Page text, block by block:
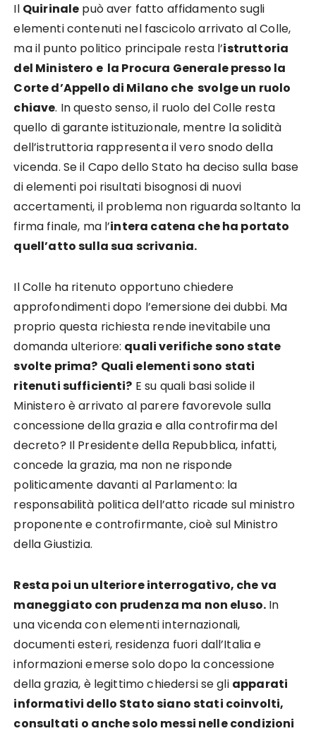
Il Quirinale può aver fatto affidamento sugli
elementi contenuti nel fascicolo arrivato al Colle,
ma il punto politico principale resta l’istruttoria
del Ministero e la Procura Generale presso la
Corte d’Appello di Milano che svolge un ruolo
chiave. In questo senso, il ruolo del Colle resta
quello di garante istituzionale, mentre la solidità
dell’istruttoria rappresenta il vero snodo della
vicenda. Se il Capo dello Stato ha deciso sulla base
di elementi poi risultati bisognosi di nuovi
accertamenti, il problema non riguarda soltanto la
firma finale, ma l’intera catena che ha portato
quell’atto sulla sua scrivania.
Il Colle ha ritenuto opportuno chiedere
approfondimenti dopo l’emersione dei dubbi. Ma
proprio questa richiesta rende inevitabile una
domanda ulteriore: quali verifiche sono state
svolte prima? Quali elementi sono stati
ritenuti sufficienti? E su quali basi solide il
Ministero è arrivato al parere favorevole sulla
concessione della grazia e alla controfirma del
decreto? Il Presidente della Repubblica, infatti,
concede la grazia, ma non ne risponde
politicamente davanti al Parlamento: la
responsabilità politica dell’atto ricade sul ministro
proponente e controfirmante, cioè sul Ministro
della Giustizia.
Resta poi un ulteriore interrogativo, che va
maneggiato con prudenza ma non eluso. In
una vicenda con elementi internazionali,
documenti esteri, residenza fuori dall’Italia e
informazioni emerse solo dopo la concessione
della grazia, è legittimo chiedersi se gli apparati
informativi dello Stato siano stati coinvolti,
consultati o anche solo messi nelle condizioni